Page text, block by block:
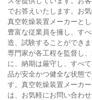
でお答えいたします。お
真空乾燥装置メーカーと
豊富な従業員を擁し、す
造、試験することができ
専門家が各工程を監督し
に、納期は厳守し、すべ
品が安全かつ健全な状態
す。真空乾燥装置メーカ
は、お気軽にお問い合わせ